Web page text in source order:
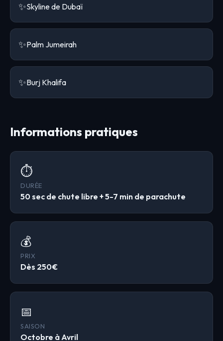
✨Skyline de Dubaï
✨Palm Jumeirah
✨Burj Khalifa
Informations pratiques
⏱️
DURÉE
50 sec de chute libre + 5-7 min de parachute
💰
PRIX
Dès 250€
📅
SAISON
Octobre à Avril